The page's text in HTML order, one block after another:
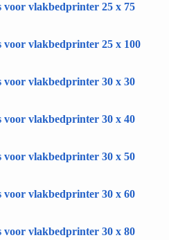
voor vlakbedprinter 25 x 75
voor vlakbedprinter 25 x 100
voor vlakbedprinter 30 x 30
voor vlakbedprinter 30 x 40
voor vlakbedprinter 30 x 50
voor vlakbedprinter 30 x 60
voor vlakbedprinter 30 x 80